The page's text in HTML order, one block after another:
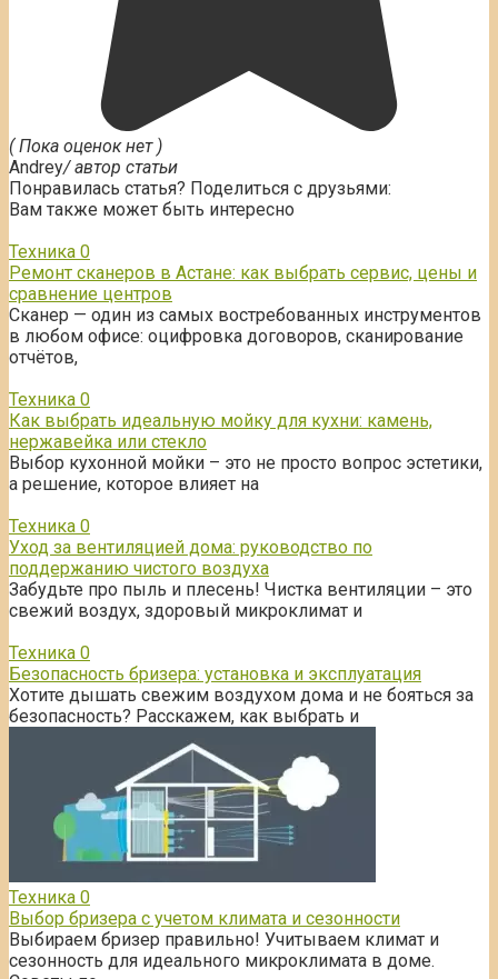
( Пока оценок нет )
Andrey/ автор статьи
Понравилась статья? Поделиться с друзьями:
Вам также может быть интересно
Техника 0
Ремонт сканеров в Астане: как выбрать сервис, цены и
сравнение центров
Сканер — один из самых востребованных инструментов
в любом офисе: оцифровка договоров, сканирование
отчётов,
Техника 0
Как выбрать идеальную мойку для кухни: камень,
нержавейка или стекло
Выбор кухонной мойки – это не просто вопрос эстетики,
а решение, которое влияет на
Техника 0
Уход за вентиляцией дома: руководство по
поддержанию чистого воздуха
Забудьте про пыль и плесень! Чистка вентиляции – это
свежий воздух, здоровый микроклимат и
Техника 0
Безопасность бризера: установка и эксплуатация
Хотите дышать свежим воздухом дома и не бояться за
безопасность? Расскажем, как выбрать и
Техника 0
Выбор бризера с учетом климата и сезонности
Выбираем бризер правильно! Учитываем климат и
сезонность для идеального микроклимата в доме.